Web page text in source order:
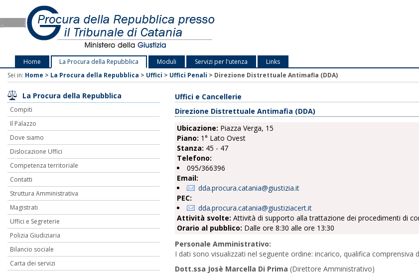
Home La Procura della Repubblica Moduli Servizi per l'utenza
Links
Sei in: Home > La Procura della Repubblica > Uffici > Uffici Penali > Direzione Distrettuale Antimafia (DDA)
La Procura della Repubblica
Compiti
Il Palazzo
Dove siamo
Dislocazione Uffici
Competenza territoriale
Contatti
Struttura Amministrativa
Magistrati
Uffici e Segreterie
Polizia Giudiziaria
Bilancio sociale
Carta dei servizi
Uffici e Cancellerie
Direzione Distrettuale Antimafia (DDA)
Ubicazione: Piazza Verga, 15
Piano: 1° Lato Ovest
Stanza: 45 - 47
Telefono:
095/366396
Email:
dda.procura.catania@giustizia.it
PEC:
dda.procura.catania@giustiziacert.it
Attività svolte: Attività di supporto alla trattazione dei procedimenti di
Orario al pubblico: Dalle ore 8:30 alle ore 13:30
Personale Amministrativo:
I dati sono visualizzati nel seguente ordine: incarico, qualifica comprensiva
Dott.ssa Josè Marcella Di Prima (Direttore Amministrativo)